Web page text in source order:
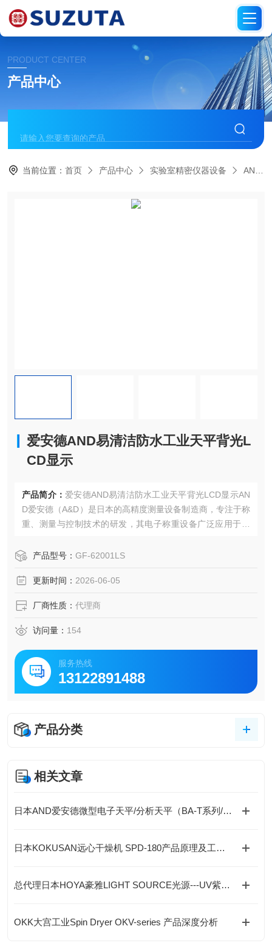
PRODUCT CENTER
产品中心
当前位置：首页 产品中心 实验室精密仪器设备 AND爱安德
爱安德AND易清洁防水工业天平背光L
CD显示
产品简介： 爱安德AND易清洁防水工业天平背光LCD显示AN
D爱安德‌（A&D）是日本的高精度测量设备制造商，专注于称
重、测量与控制技术的研发，其电子称重设备广泛应用于‌实
高稳定性与智能化设计著称 。
产品型号： GF-62001LS
更新时间： 2026-06-05
厂商性质： 代理商
访问量： 154
服务热线
13122891488
产品分类
相关文章
日本AND爱安德微型电子天平/分析天平（BA-T系列/BA系列（A&D Borealis）
日本KOKUSAN远心干燥机 SPD-180产品原理及工况选型指南
总代理日本HOYA豪雅LIGHT SOURCE光源---UV紫外线LED光源产品
OKK大宫工业Spin Dryer OKV-series 产品深度分析